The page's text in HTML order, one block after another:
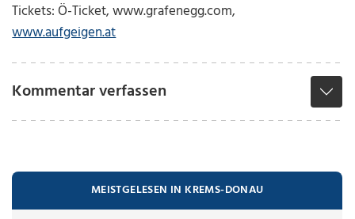
Tickets: Ö-Ticket, www.grafenegg.com,
www.aufgeigen.at
Kommentar verfassen
MEISTGELESEN IN KREMS-DONAU